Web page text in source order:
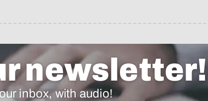
newsletter!
inbox, with audio!